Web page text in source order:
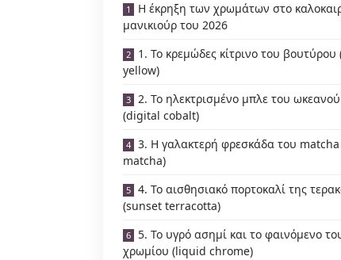
Η έκρηξη των χρωμάτων στο
μανικιούρ του 2026
1. Το κρεμώδες κίτρινο του
yellow)
2. Το ηλεκτρισμένο μπλε του ωκεανού
(digital cobalt)
3. Η γαλακτερή φρεσκάδα του
matcha)
4. Το αισθησιακό πορτοκαλί της
(sunset terracotta)
5. Το υγρό ασημί και το φαινόμενο
χρωμίου (liquid chrome)